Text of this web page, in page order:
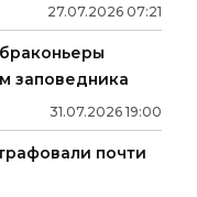
27.07.2026 07:21
заповедника
31.07.2026 19:00
почти